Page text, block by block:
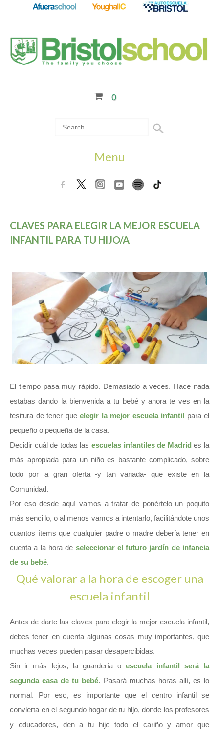
0
Menu
CLAVES PARA ELEGIR LA MEJOR ESCUELA
INFANTIL PARA TU HIJO/A
El tiempo pasa muy rápido. Demasiado a veces. Hace nada
estabas dando la bienvenida a tu bebé y ahora te ves en la
tesitura de tener que elegir la mejor escuela infantil para el
pequeño o pequeña de la casa.
Decidir cuál de todas las escuelas infantiles de Madrid es la
más apropiada para un niño es bastante complicado, sobre
todo por la gran oferta -y tan variada- que existe en la
Comunidad.
Por eso desde aquí vamos a tratar de ponértelo un poquito
más sencillo, o al menos vamos a intentarlo, facilitándote unos
cuantos ítems que cualquier padre o madre debería tener en
cuenta a la hora de seleccionar el futuro jardín de infancia
de su bebé.
Qué valorar a la hora de escoger una
escuela infantil
Antes de darte las claves para elegir la mejor escuela infantil,
debes tener en cuenta algunas cosas muy importantes, que
muchas veces pueden pasar desapercibidas.
Sin ir más lejos, la guardería oescuela infantil será la
segunda casa de tu bebé. Pasará muchas horas allí, es lo
normal. Por eso, es importante que el centro infantil se
convierta en el segundo hogar de tu hijo, donde los profesores
y educadores, den a tu hijo todo el cariño y amor que